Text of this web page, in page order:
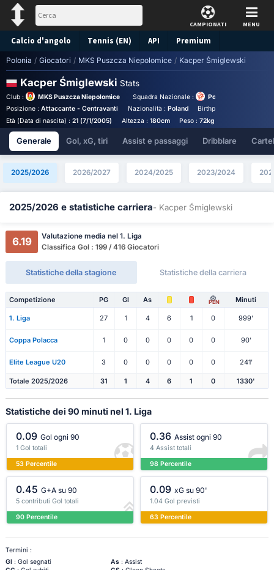
CAMPIONATI MENU
Calcio d'angolo Tennis (EN) API Premium
Pronostico
Polonia / Giocatori / MKS Puszcza Niepolomice / Kacper Śmiglewski
Kacper Śmiglewski Stats
Club : MKS Puszcza Niepolomice Squadra Nazionale :
Poland Under 20
Posizione : Attaccante - Centravanti Nazionalità : Poland Birthplace :
Età (Data di nascita) : 21 (7/1/2005) Altezza : 180cm Peso :72kg
Generale Gol, xG, tiri Assist e passaggi Dribblare
2025/2026 2026/2027 2024/2025 2023/2024
2025/2026 e statistiche carriera- Kacper Śmiglewski
6.19
Valutazione media nel 1. Liga
Classifica Gol : 199 / 416 Giocatori
Statistiche della stagione Statistiche della carriera
Competizione PG Gl As PEN Minuti
1. Liga 27 1 4 6 1 0 999'
Coppa Polacca 1 0 0 0 0 0 90'
Elite League U20 3 0 0 0 0 0 241'
Totale 2025/2026 31 1 4 6 1 0 1330'
Statistiche dei 90 minuti nel 1. Liga
0.09 Gol ogni 90
1 Gol totali
53 Percentile
0.36 Assist ogni 90
4 Assist totali
98 Percentile
0.45 G+A su 90
5 contributi Gol totali
90 Percentile
0.09 xG su 90'
1.04 Gol previsti
63 Percentile
Termini :
Gl : Gol segnati As: Assist